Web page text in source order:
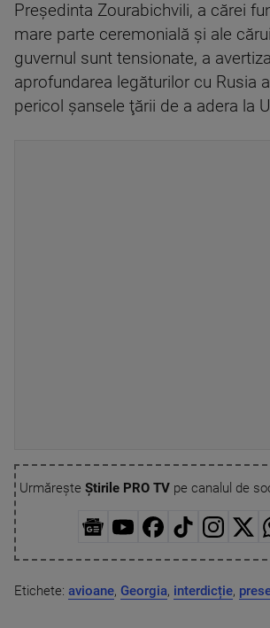
Preşedinta Zourabichvili, a cărei
mare parte ceremonială şi ale
guvernul sunt tensionate, a
aprofundarea legăturilor cu Rusia
pericol şansele ţării de a adera la
Urmărește Știrile PRO TVpe canalul de
Etichete: avioane, Georgia, interdicție,